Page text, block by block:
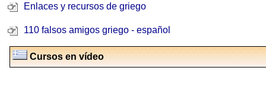
Enlaces y recursos de griego
110 falsos amigos griego - español
Cursos en vídeo